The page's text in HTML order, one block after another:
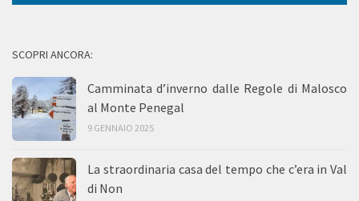
SCOPRI ANCORA:
Camminata d’inverno dalle Regole di Malosco
al Monte Penegal
9 GENNAIO 2025
La straordinaria casa del tempo che c’era in Val
di Non